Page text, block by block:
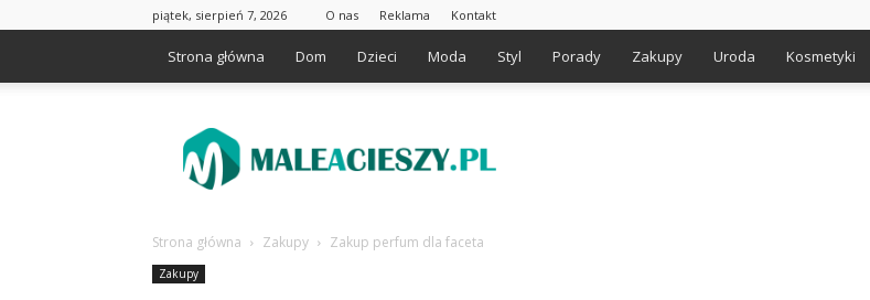
piątek, sierpień 7, 2026 O nas Reklama Kontakt
Strona główna Dom Dzieci Moda Styl Porady Zakupy Uroda Kosmetyki
Strona główna Zakupy Zakup perfum dla faceta
Zakupy